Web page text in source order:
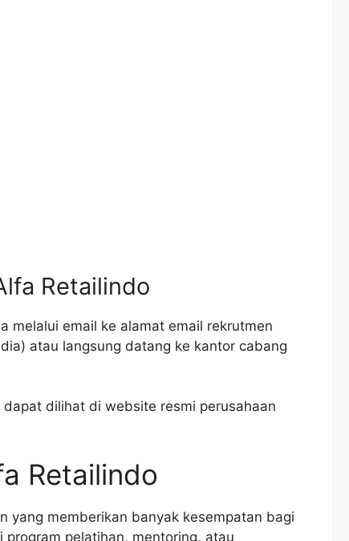
Retailindo
melalui email ke alamat email rekrutmen
atau langsung datang ke kantor cabang
dilihat di website resmi perusahaan
Retailindo
yang memberikan banyak kesempatan bagi
pelatihan, mentoring, atau